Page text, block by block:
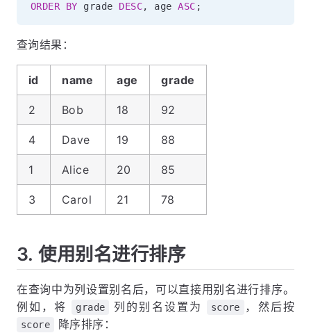
ORDER BY grade DESC, age ASC ;
查询结果：
id name age grade
2 Bob 18 92
4 Dave 19 88
1 Alice 20 85
3 Carol 21 78
3. 使用别名进行排序
在查询中为列设置别名后，可以直接用别名进行排序。
例如，将
grade 列的别名设置为 score ，然后按
score 降序排序：